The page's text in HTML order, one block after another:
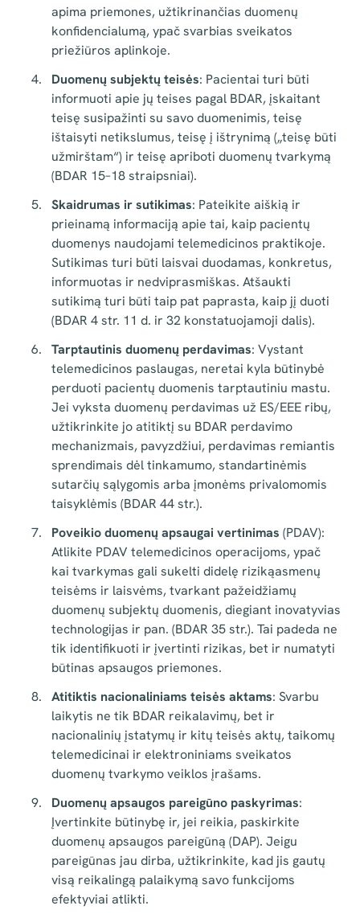
apima priemones, užtikrinančias duomenų
konfidencialumą, ypač svarbias sveikatos
priežiūros aplinkoje.
Duomenų subjektų teisės: Pacientai turi būti
informuoti apie jų teises pagal BDAR, įskaitant
teisę susipažinti su savo duomenimis, teisę
ištaisyti netikslumus, teisę į ištrynimą („teisę būti
užmirštam“) ir teisę apriboti duomenų tvarkymą
(BDAR 15–18 straipsniai).
Skaidrumas ir sutikimas: Pateikite aiškią ir
prieinamą informaciją apie tai, kaip pacientų
duomenys naudojami telemedicinos praktikoje.
Sutikimas turi būti laisvai duodamas, konkretus,
informuotas ir nedviprasmiškas. Atšaukti
sutikimą turi būti taip pat paprasta, kaip jį duoti
(BDAR 4 str. 11 d. ir 32 konstatuojamoji dalis).
Tarptautinis duomenų perdavimas: Vystant
telemedicinos paslaugas, neretai kyla būtinybė
perduoti pacientų duomenis tarptautiniu mastu.
Jei vyksta duomenų perdavimas už ES/EEE ribų,
užtikrinkite jo atitiktį su BDAR perdavimo
mechanizmais, pavyzdžiui, perdavimas remiantis
sprendimais dėl tinkamumo, standartinėmis
sutarčių sąlygomis arba įmonėms privalomomis
taisyklėmis (BDAR 44 str.).
Poveikio duomenų apsaugai vertinimas (PDAV):
Atlikite PDAV telemedicinos operacijoms, ypač
kai tvarkymas gali sukelti didelę rizikąasmenų
teisėms ir laisvėms, tvarkant pažeidžiamų
duomenų subjektų duomenis, diegiant inovatyvias
technologijas ir pan. (BDAR 35 str.). Tai padeda ne
tik identifikuoti ir įvertinti rizikas, bet ir numatyti
būtinas apsaugos priemones.
Atitiktis nacionaliniams teisės aktams: Svarbu
laikytis ne tik BDAR reikalavimų, bet ir
nacionalinių įstatymų ir kitų teisės aktų, taikomų
telemedicinai ir elektroniniams sveikatos
duomenų tvarkymo veiklos įrašams.
Duomenų apsaugos pareigūno paskyrimas:
Įvertinkite būtinybę ir, jei reikia, paskirkite
duomenų apsaugos pareigūną (DAP). Jeigu
pareigūnas jau dirba, užtikrinkite, kad jis gautų
visą reikalingą palaikymą savo funkcijoms
efektyviai atlikti.